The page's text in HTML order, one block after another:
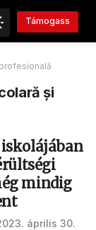
Támogass
și
iskolájában
mindig
április 30.